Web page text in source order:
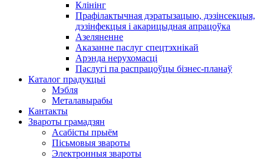
Клінінг
Прафілактычная дэратызацыю, дэзiнсекцыя,
дэзінфекцыя і акарицыдная апрацоўка
Азеляненне
Аказанне паслуг спецтэхнікай
Арэнда нерухомасці
Паслугі па распрацоўцы бізнес-планаў
Каталог прадукцыі
Мэбля
Металавырабы
Кантакты
Звароты грамадзян
Асабісты прыём
Пісьмовыя звароты
Электронныя звароты